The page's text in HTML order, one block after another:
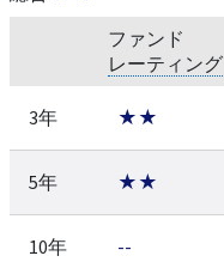
ファンド
レーティング
3年 ★★
5年 ★★
10年 --